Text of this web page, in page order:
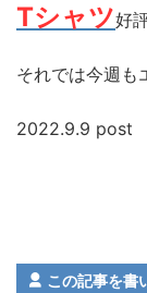
Tシャツ好
それでは今週も
2022.9.9 post
この記事を書